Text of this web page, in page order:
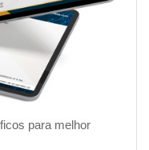
para melhor